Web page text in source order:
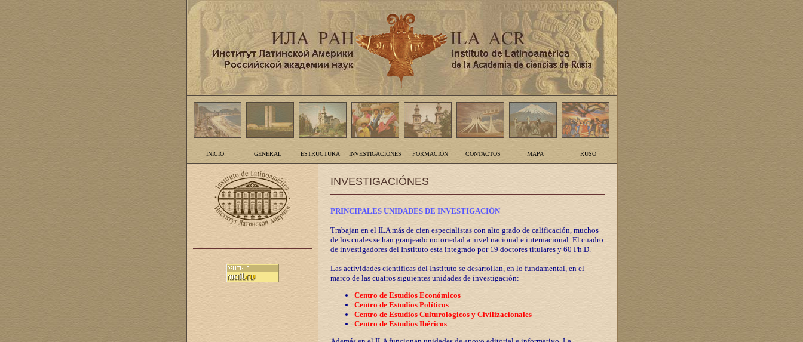
INICIO GENERAL ESTRUCTURA INVESTIGACIÓNES FORMACIÓN CONTACTOS MAPA RUSO
INVESTIGACIÓNES
PRINCIPALES UNIDADES DE INVESTIGACIÓN
Trabajan en el ILA más de cien especialistas con alto grado de calificación, muchos
de los cuales se han granjeado notoriedad a nivel nacional e internacional. El cuadro
de investigadores del Instituto esta integrado por 19 doctores titulares y 60 Ph.D.
Las actividades científicas del Instituto se desarrollan, en lo fundamental, en el
marco de las cuatros siguientes unidades de investigación:
Centro de Estudios Económicos
Centro de Estudios Políticos
Centro de Estudios Culturologicos y Civilizacionales
Centro de Estudios Ibéricos